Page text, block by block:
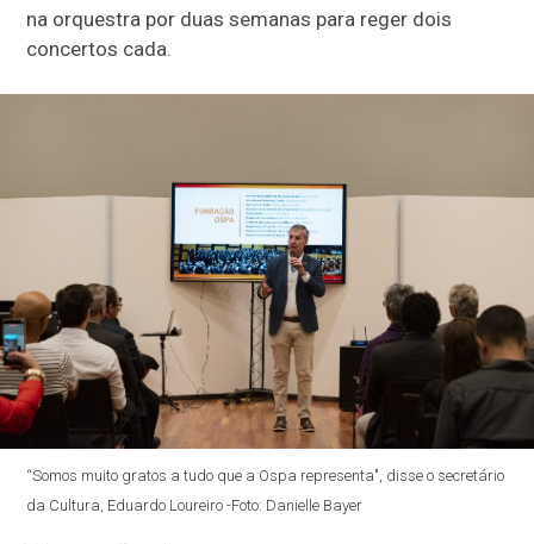
na orquestra por duas semanas para reger dois
concertos cada.
“Somos muito gratos a tudo que a Ospa representa", disse o secretário
da Cultura, Eduardo Loureiro -Foto: Danielle Bayer